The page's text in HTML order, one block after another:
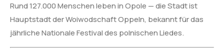
Rund 127.000 Menschen leben in Opole — die Stadt ist
Hauptstadt der Woiwodschaft Oppeln, bekannt für das
jährliche Nationale Festival des polnischen Liedes.